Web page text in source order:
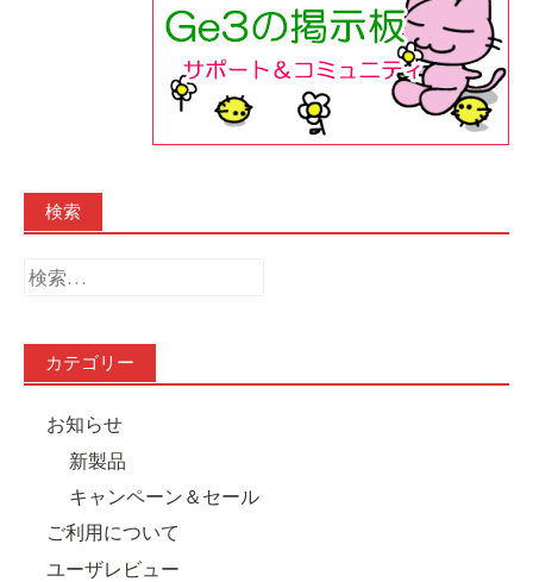
検索
検
カテゴリー
お知らせ
新製品
キャンペーン＆セール
ご利用について
ユーザレビュー